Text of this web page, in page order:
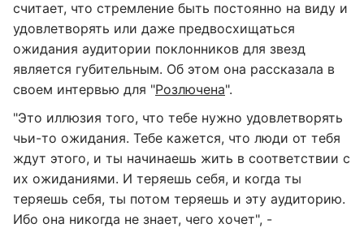
считает, что стремление быть постоянно на виду и
удовлетворять или даже предвосхищаться
ожидания аудитории поклонников для звезд
является губительным. Об этом она рассказала в
своем интервью для "Розлючена".
"Это иллюзия того, что тебе нужно удовлетворять
чьи-то ожидания. Тебе кажется, что люди от тебя
ждут этого, и ты начинаешь жить в соответствии с
их ожиданиями. И теряешь себя, и когда ты
теряешь себя, ты потом теряешь и эту аудиторию.
Ибо она никогда не знает, чего хочет", -